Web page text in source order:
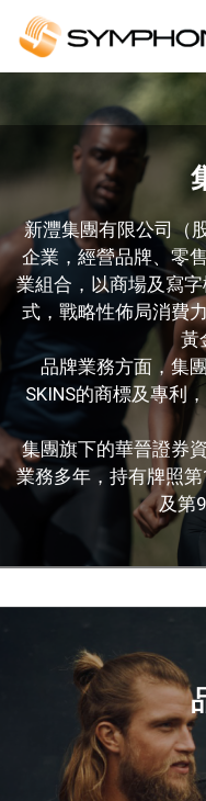
新灃集團有限公司（
企業，經營品牌、零
業組合，以商場及寫
式，戰略性佈局消費
黃
品牌業務方面，集
SKINS的商標及專利
集團旗下的華晉證券
業務多年，持有牌照
及第